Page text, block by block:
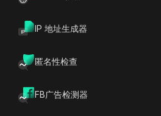
IP 地址生成器
匿名性检查
FB广告检测器
designed for seamless account
the worry of exposing your
plan for basic features, the
branding solutions,
of working together while